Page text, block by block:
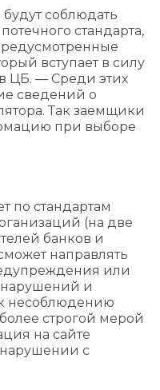
соблюдать
стандарта,
вступает в силу
ЦБ. — Среди этих
сведений о
Так заемщики
при выборе
по стандартам
(на две
банков и
направлять
или
нарушений и
несоблюдению
строгой мерой
на сайте
с